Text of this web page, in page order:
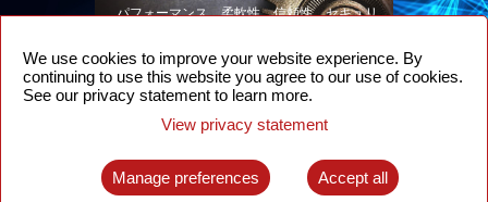
パフォーマンス、柔軟性、信頼性、セキュリ
ン。
詳しくはこちらへ
インテリジェント・パケット光ネット
ワーク
先進なSDN対応パケット光ネットワークで、
We use cookies to improve your website experience. By
continuing to use this website you agree to our use of cookies.
See our privacy statement to learn more.
View privacy statement
Manage preferences Accept all